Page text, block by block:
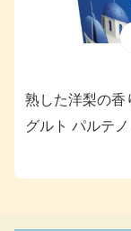
熟した洋梨の香
グルト パルテ